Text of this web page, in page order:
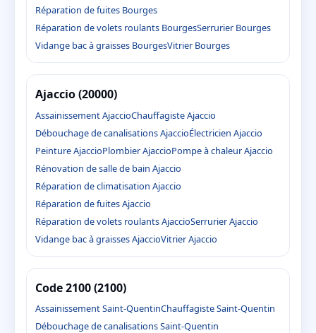
Réparation de fuites Bourges
Réparation de volets roulants BourgesSerrurier Bourges
Vidange bac à graisses BourgesVitrier Bourges
Ajaccio (20000)
Assainissement AjaccioChauffagiste Ajaccio
Débouchage de canalisations AjaccioÉlectricien Ajaccio
Peinture AjaccioPlombier AjaccioPompe à chaleur Ajaccio
Rénovation de salle de bain Ajaccio
Réparation de climatisation Ajaccio
Réparation de fuites Ajaccio
Réparation de volets roulants AjaccioSerrurier Ajaccio
Vidange bac à graisses AjaccioVitrier Ajaccio
Code 2100 (2100)
Assainissement Saint-QuentinChauffagiste Saint-Quentin
Débouchage de canalisations Saint-Quentin